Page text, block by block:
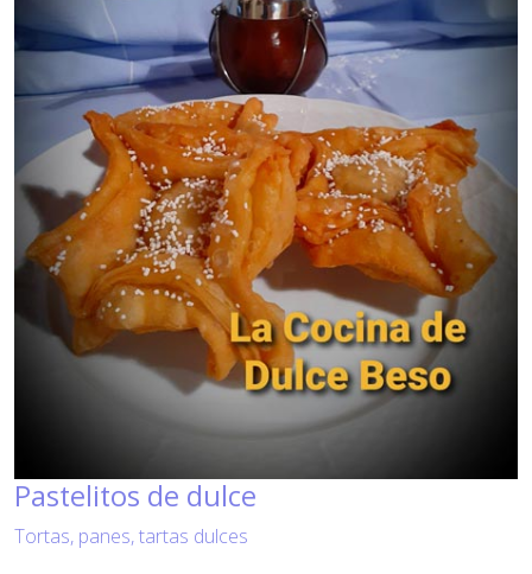
Pastelitos de dulce
Tortas, panes, tartas dulces